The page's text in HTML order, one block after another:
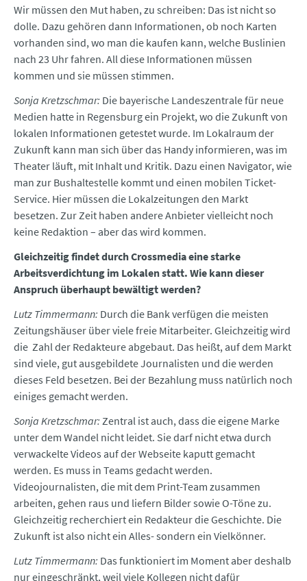
Wir müssen den Mut haben, zu schreiben: Das ist nicht so
dolle. Dazu gehören dann Informationen, ob noch Karten
vorhanden sind, wo man die kaufen kann, welche Buslinien
nach 23 Uhr fahren. All diese Informationen müssen
kommen und sie müssen stimmen.
Sonja Kretzschmar: Die bayerische Landeszentrale für neue
Medien hatte in Regensburg ein Projekt, wo die Zukunft von
lokalen Informationen getestet wurde. Im Lokalraum der
Zukunft kann man sich über das Handy informieren, was im
Theater läuft, mit Inhalt und Kritik. Dazu einen Navigator, wie
man zur Bushaltestelle kommt und einen mobilen Ticket-
Service. Hier müssen die Lokalzeitungen den Markt
besetzen. Zur Zeit haben andere Anbieter vielleicht noch
keine Redaktion – aber das wird kommen.
Gleichzeitig findet durch Crossmedia eine starke
Arbeitsverdichtung im Lokalen statt. Wie kann dieser
Anspruch überhaupt bewältigt werden?
Lutz Timmermann: Durch die Bank verfügen die meisten
Zeitungshäuser über viele freie Mitarbeiter. Gleichzeitig wird
die Zahl der Redakteure abgebaut. Das heißt, auf dem Markt
sind viele, gut ausgebildete Journalisten und die werden
dieses Feld besetzen. Bei der Bezahlung muss natürlich noch
einiges gemacht werden.
Sonja Kretzschmar: Zentral ist auch, dass die eigene Marke
unter dem Wandel nicht leidet. Sie darf nicht etwa durch
verwackelte Videos auf der Webseite kaputt gemacht
werden. Es muss in Teams gedacht werden.
Videojournalisten, die mit dem Print-Team zusammen
arbeiten, gehen raus und liefern Bilder sowie O-Töne zu.
Gleichzeitig recherchiert ein Redakteur die Geschichte. Die
Zukunft ist also nicht ein Alles- sondern ein Vielkönner.
Lutz Timmermann: Das funktioniert im Moment aber deshalb
nur eingeschränkt, weil viele Kollegen nicht dafür